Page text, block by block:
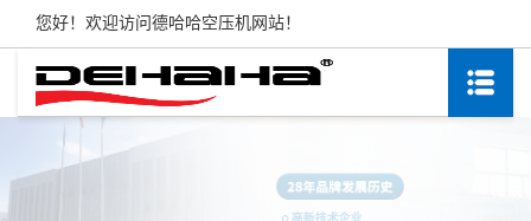
您好！欢迎访问德哈哈空压机网站！